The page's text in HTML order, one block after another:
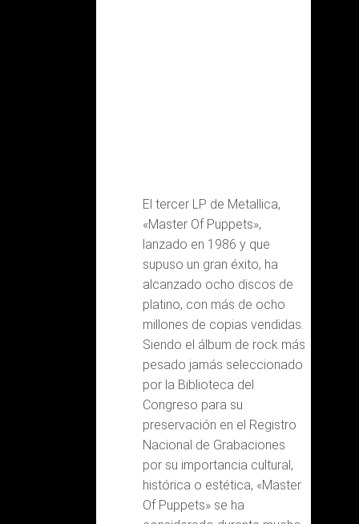
El tercer LP de Metallica,
«Master Of Puppets»,
lanzado en 1986 y que
supuso un gran éxito, ha
alcanzado ocho discos de
platino, con más de ocho
millones de copias vendidas.
Siendo el álbum de rock más
pesado jamás seleccionado
por la Biblioteca del
Congreso para su
preservación en el Registro
Nacional de Grabaciones
por su importancia cultural,
histórica o estética, «Master
Of Puppets» se ha